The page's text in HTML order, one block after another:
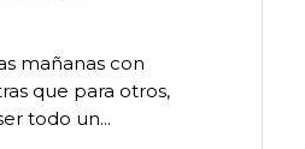
mañanas con
que para otros,
todo un...